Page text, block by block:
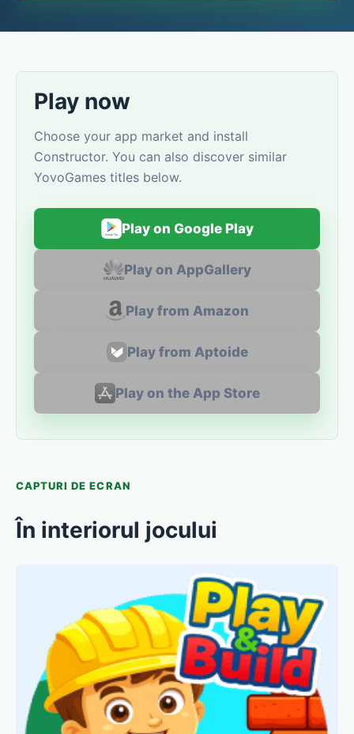
Play now
Choose your app market and install
Constructor. You can also discover similar
YovoGames titles below.
Play on Google Play
Play on AppGallery
Play from Amazon
Play from Aptoide
Play on the App Store
CAPTURI DE ECRAN
În interiorul jocului